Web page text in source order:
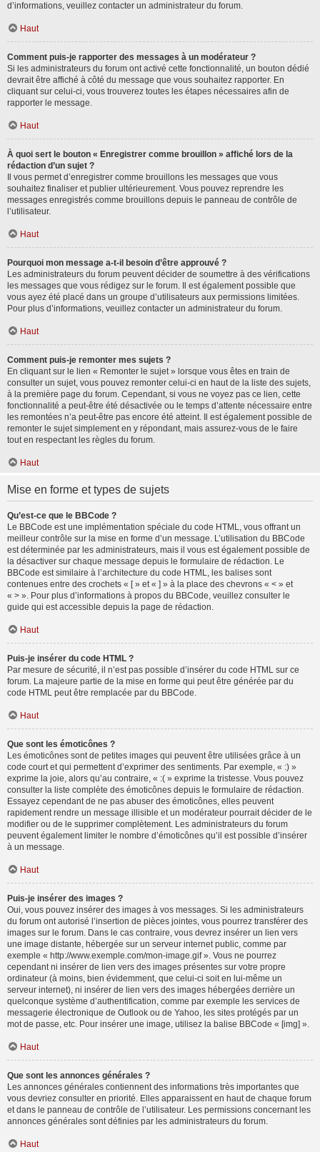
d’informations, veuillez contacter un administrateur du forum.
Haut
Comment puis-je rapporter des messages à un modérateur ?
Si les administrateurs du forum ont activé cette fonctionnalité, un bouton dédié
devrait être affiché à côté du message que vous souhaitez rapporter. En
cliquant sur celui-ci, vous trouverez toutes les étapes nécessaires afin de
rapporter le message.
Haut
À quoi sert le bouton « Enregistrer comme brouillon » affiché lors de la
rédaction d’un sujet ?
Il vous permet d’enregistrer comme brouillons les messages que vous
souhaitez finaliser et publier ultérieurement. Vous pouvez reprendre les
messages enregistrés comme brouillons depuis le panneau de contrôle de
l’utilisateur.
Haut
Pourquoi mon message a-t-il besoin d’être approuvé ?
Les administrateurs du forum peuvent décider de soumettre à des vérifications
les messages que vous rédigez sur le forum. Il est également possible que
vous ayez été placé dans un groupe d’utilisateurs aux permissions limitées.
Pour plus d’informations, veuillez contacter un administrateur du forum.
Haut
Comment puis-je remonter mes sujets ?
En cliquant sur le lien « Remonter le sujet » lorsque vous êtes en train de
consulter un sujet, vous pouvez remonter celui-ci en haut de la liste des sujets,
à la première page du forum. Cependant, si vous ne voyez pas ce lien, cette
fonctionnalité a peut-être été désactivée ou le temps d’attente nécessaire entre
les remontées n’a peut-être pas encore été atteint. Il est également possible de
remonter le sujet simplement en y répondant, mais assurez-vous de le faire
tout en respectant les règles du forum.
Haut
Mise en forme et types de sujets
Qu’est-ce que le BBCode ?
Le BBCode est une implémentation spéciale du code HTML, vous offrant un
meilleur contrôle sur la mise en forme d’un message. L’utilisation du BBCode
est déterminée par les administrateurs, mais il vous est également possible de
la désactiver sur chaque message depuis le formulaire de rédaction. Le
BBCode est similaire à l’architecture du code HTML, les balises sont
contenues entre des crochets « [ » et « ] » à la place des chevrons « < » et
« > ». Pour plus d’informations à propos du BBCode, veuillez consulter le
guide qui est accessible depuis la page de rédaction.
Haut
Puis-je insérer du code HTML ?
Par mesure de sécurité, il n’est pas possible d’insérer du code HTML sur ce
forum. La majeure partie de la mise en forme qui peut être générée par du
code HTML peut être remplacée par du BBCode.
Haut
Que sont les émoticônes ?
Les émoticônes sont de petites images qui peuvent être utilisées grâce à un
code court et qui permettent d’exprimer des sentiments. Par exemple, « :) »
exprime la joie, alors qu’au contraire, « :( » exprime la tristesse. Vous pouvez
consulter la liste complète des émoticônes depuis le formulaire de rédaction.
Essayez cependant de ne pas abuser des émoticônes, elles peuvent
rapidement rendre un message illisible et un modérateur pourrait décider de le
modifier ou de le supprimer complètement. Les administrateurs du forum
peuvent également limiter le nombre d’émoticônes qu’il est possible d’insérer
à un message.
Haut
Puis-je insérer des images ?
Oui, vous pouvez insérer des images à vos messages. Si les administrateurs
du forum ont autorisé l’insertion de pièces jointes, vous pourrez transférer des
images sur le forum. Dans le cas contraire, vous devrez insérer un lien vers
une image distante, hébergée sur un serveur internet public, comme par
exemple « http://www.exemple.com/mon-image.gif ». Vous ne pourrez
cependant ni insérer de lien vers des images présentes sur votre propre
ordinateur (à moins, bien évidemment, que celui-ci soit en lui-même un
serveur internet), ni insérer de lien vers des images hébergées derrière un
quelconque système d’authentification, comme par exemple les services de
messagerie électronique de Outlook ou de Yahoo, les sites protégés par un
mot de passe, etc. Pour insérer une image, utilisez la balise BBCode « [img] ».
Haut
Que sont les annonces générales ?
Les annonces générales contiennent des informations très importantes que
vous devriez consulter en priorité. Elles apparaissent en haut de chaque forum
et dans le panneau de contrôle de l’utilisateur. Les permissions concernant les
annonces générales sont définies par les administrateurs du forum.
Haut